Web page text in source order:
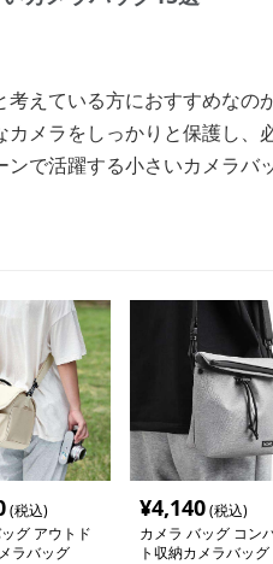
えている方におすすめなの
メラをしっかりと保護し、
で活躍する小さいカメラバ
(税込)
グ アウトド
ラバッグ
¥4,140(税込)
カメラ バッグ コン
ト収納カメラバッグ